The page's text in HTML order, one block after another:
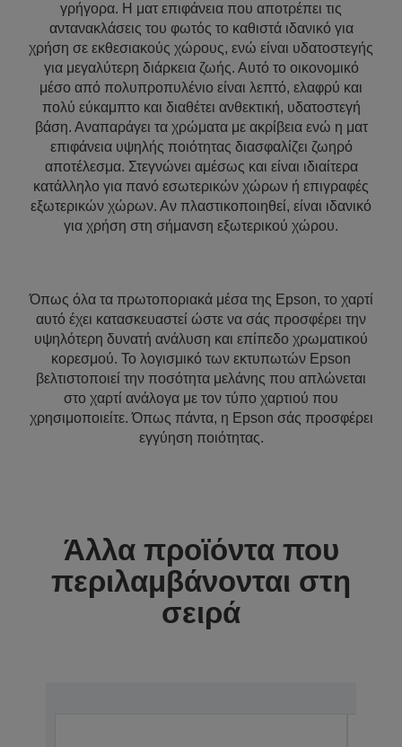
γρήγορα. Η ματ επιφάνεια που αποτρέπει τις
αντανακλάσεις του φωτός το καθιστά ιδανικό για
χρήση σε εκθεσιακούς χώρους, ενώ είναι υδατοστεγής
για μεγαλύτερη διάρκεια ζωής. Αυτό το οικονομικό
μέσο από πολυπροπυλένιο είναι λεπτό, ελαφρύ και
πολύ εύκαμπτο και διαθέτει ανθεκτική, υδατοστεγή
βάση. Αναπαράγει τα χρώματα με ακρίβεια ενώ η ματ
επιφάνεια υψηλής ποιότητας διασφαλίζει ζωηρό
αποτέλεσμα. Στεγνώνει αμέσως και είναι ιδιαίτερα
κατάλληλο για πανό εσωτερικών χώρων ή επιγραφές
εξωτερικών χώρων. Αν πλαστικοποιηθεί, είναι ιδανικό
για χρήση στη σήμανση εξωτερικού χώρου.
Όπως όλα τα πρωτοποριακά μέσα της Epson, το χαρτί
αυτό έχει κατασκευαστεί ώστε να σάς προσφέρει την
υψηλότερη δυνατή ανάλυση και επίπεδο χρωματικού
κορεσμού. Το λογισμικό των εκτυπωτών Epson
βελτιστοποιεί την ποσότητα μελάνης που απλώνεται
στο χαρτί ανάλογα με τον τύπο χαρτιού που
χρησιμοποιείτε. Όπως πάντα, η Epson σάς προσφέρει
εγγύηση ποιότητας.
Άλλα προϊόντα που
περιλαμβάνονται στη
σειρά